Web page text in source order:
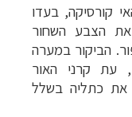
קורסיקה, בעדו
הצבע השחור
הביקור במערה
עת קרני האור
את כתליה בשלל